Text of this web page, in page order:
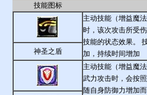
技能图标
主动技能（增益魔
时，该次攻击所受
技能的状态效果。
加，持续时间增加
神圣之盾
主动技能（增益魔
武力攻击时，会按
随自身防御力增加